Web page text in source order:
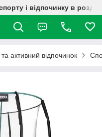
і відпочинку в
активний відпочинок